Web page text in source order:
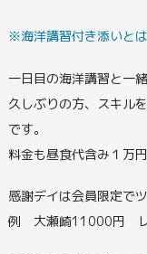
※海洋講習付き添いとは
一日目の海洋講習と一
久しぶりの方、スキル
です。
料金も昼食代含み１万
感謝デイは会員限定で
例 大瀬崎11000円 レ